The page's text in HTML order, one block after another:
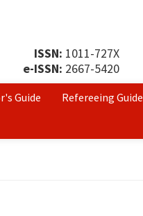
ISSN: 1011-727X
e-ISSN: 2667-5420
Guide
Refereeing Guide